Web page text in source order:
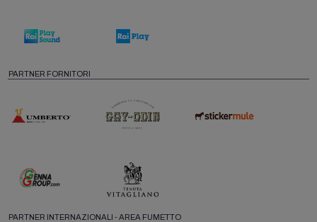
PARTNER FORNITORI
PARTNER INTERNAZIONALI - AREA FUMETTO